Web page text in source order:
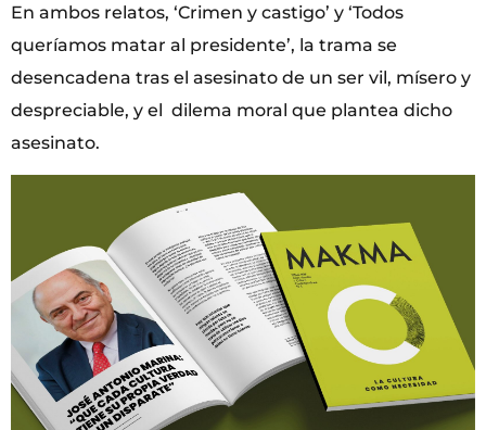
En ambos relatos, ‘Crimen y castigo’ y ‘Todos
queríamos matar al presidente’, la trama se
desencadena tras el asesinato de un ser vil, mísero y
despreciable, y el dilema moral que plantea dicho
asesinato.